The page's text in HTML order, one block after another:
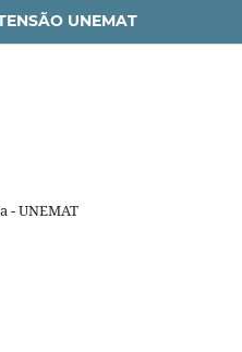
UNEMAT
- UNEMAT